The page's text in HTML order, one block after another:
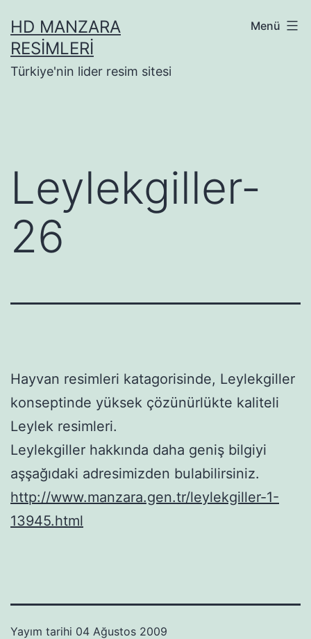
geçHD MANZARA
RESIMLERI
Türkiye'nin lider resim sitesi
Menü
Leylekgiller-
26
Hayvan resimleri katagorisinde, Leylekgiller
konseptinde yüksek çözünürlükte kaliteli
Leylek resimleri.
Leylekgiller hakkında daha geniş bilgiyi
aşşağıdaki adresimizden bulabilirsiniz.
http://www.manzara.gen.tr/leylekgiller-1-
13945.html
Yayım tarihi 04 Ağustos 2009